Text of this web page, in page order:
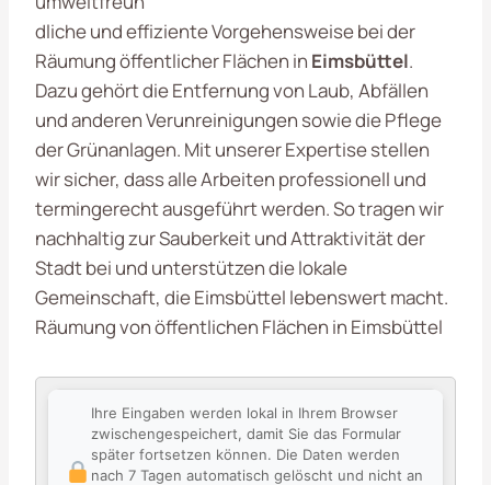
dliche und effiziente Vorgehensweise bei der
Räumung öffentlicher Flächen in Eimsbüttel.
Dazu gehört die Entfernung von Laub, Abfällen
und anderen Verunreinigungen sowie die Pflege
der Grünanlagen. Mit unserer Expertise stellen
wir sicher, dass alle Arbeiten professionell und
termingerecht ausgeführt werden. So tragen wir
nachhaltig zur Sauberkeit und Attraktivität der
Stadt bei und unterstützen die lokale
Gemeinschaft, die Eimsbüttel lebenswert macht.
Räumung von öffentlichen Flächen in Eimsbüttel
Ihre Eingaben werden lokal in Ihrem Browser
zwischengespeichert, damit Sie das Formular
später fortsetzen können. Die Daten werden
nach 7 Tagen automatisch gelöscht und nicht an